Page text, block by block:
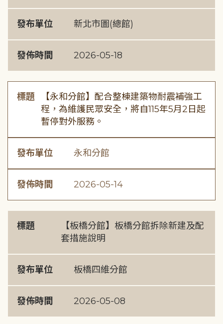
發布單位 新北市圖(總館)
發佈時間 2026-05-18
標題
【永和分館】配合整棟建築物耐震補強工
程，為維護民眾安全，將自115年5月2日起
暫停對外服務。
發布單位 永和分館
發佈時間 2026-05-14
標題
【板橋分館】板橋分館拆除新建及配
套措施說明
發布單位 板橋四維分館
發佈時間 2026-05-08